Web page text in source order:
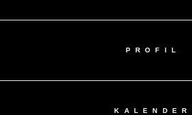
PROFIL
KALENDER